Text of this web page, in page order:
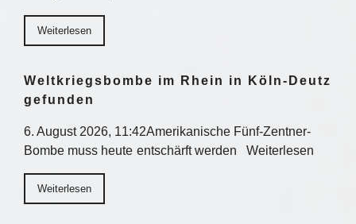
Weiterlesen
Weltkriegsbombe im Rhein in Köln-Deutz
gefunden
6. August 2026, 11:42Amerikanische Fünf-Zentner-
Bombe muss heute entschärft werden Weiterlesen
Weiterlesen